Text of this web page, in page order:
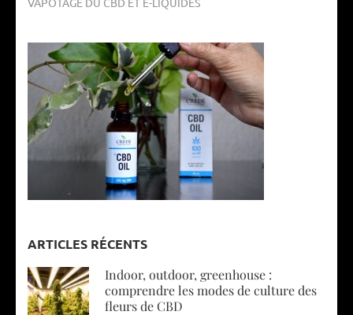
ARTICLES RÉCENTS
Indoor, outdoor, greenhouse :
comprendre les modes de culture des
fleurs de CBD